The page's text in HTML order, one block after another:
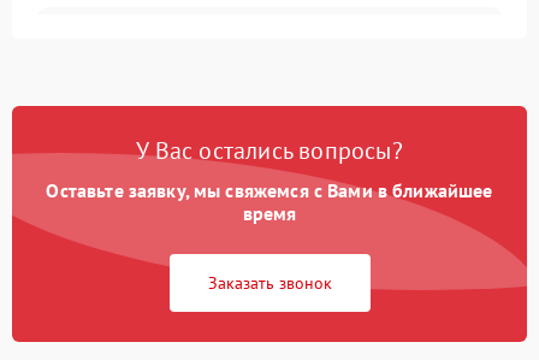
Проблемы с набором
Не работает сушилка 2100 ₽ Подробнее →
Сбои в работе таймера 1700 ₽
У Вас остались вопросы?
Оставьте заявку, мы свяжемся с Вами в ближайшее
время
Заказать звонок